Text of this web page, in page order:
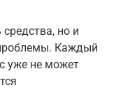
но и
Каждый
уже не может